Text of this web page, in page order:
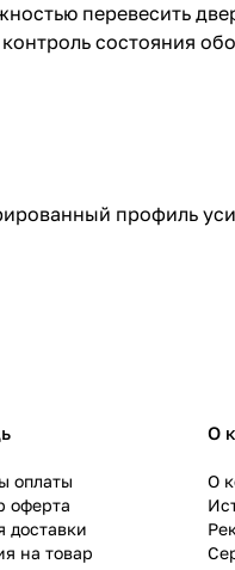
перевесить
состояния
профиль
оплаты
оферта
доставки
на товар
О
О